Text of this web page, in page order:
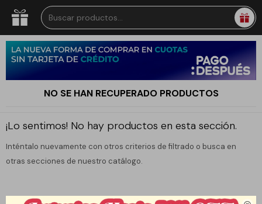
NO SE HAN RECUPERADO PRODUCTOS
¡Lo sentimos! No hay productos en esta sección.
Inténtalo nuevamente con otros criterios de filtrado o busca en
otras secciones de nuestro catálogo.